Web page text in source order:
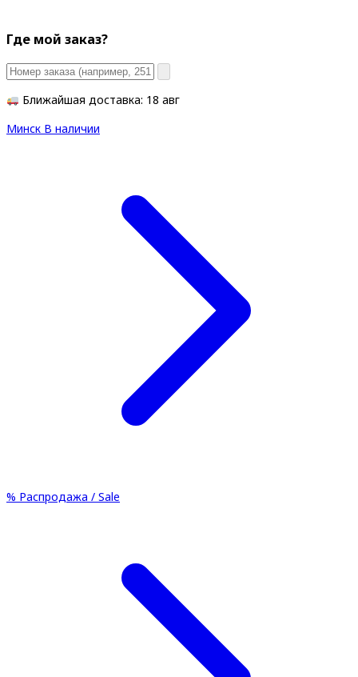
Где мой заказ?
Ближайшая доставка: 18 авг
Минск В наличии
% Распродажа / Sale